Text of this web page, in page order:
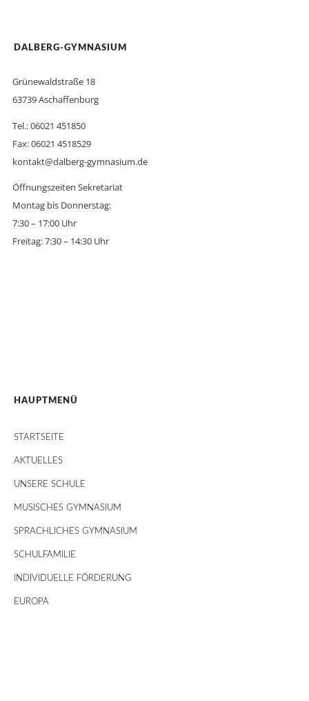
DALBERG-GYMNASIUM
Grünewaldstraße 18
63739 Aschaffenburg
Tel.: 06021 451850
Fax: 06021 4518529
kontakt@dalberg-gymnasium.de
Öffnungszeiten Sekretariat
Montag bis Donnerstag:
7:30 – 17:00 Uhr
Freitag: 7:30 – 14:30 Uhr
HAUPTMENÜ
STARTSEITE
AKTUELLES
UNSERE SCHULE
MUSISCHES GYMNASIUM
SPRACHLICHES GYMNASIUM
SCHULFAMILIE
INDIVIDUELLE FÖRDERUNG
EUROPA